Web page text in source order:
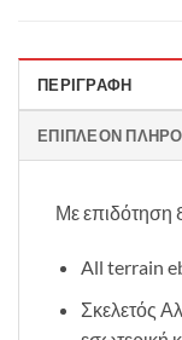
ΠΕΡΙΓΡΑΦΉ
ΕΠΙΠΛΈΟΝ
Με επιδότηση
All terrain
Σκελετός